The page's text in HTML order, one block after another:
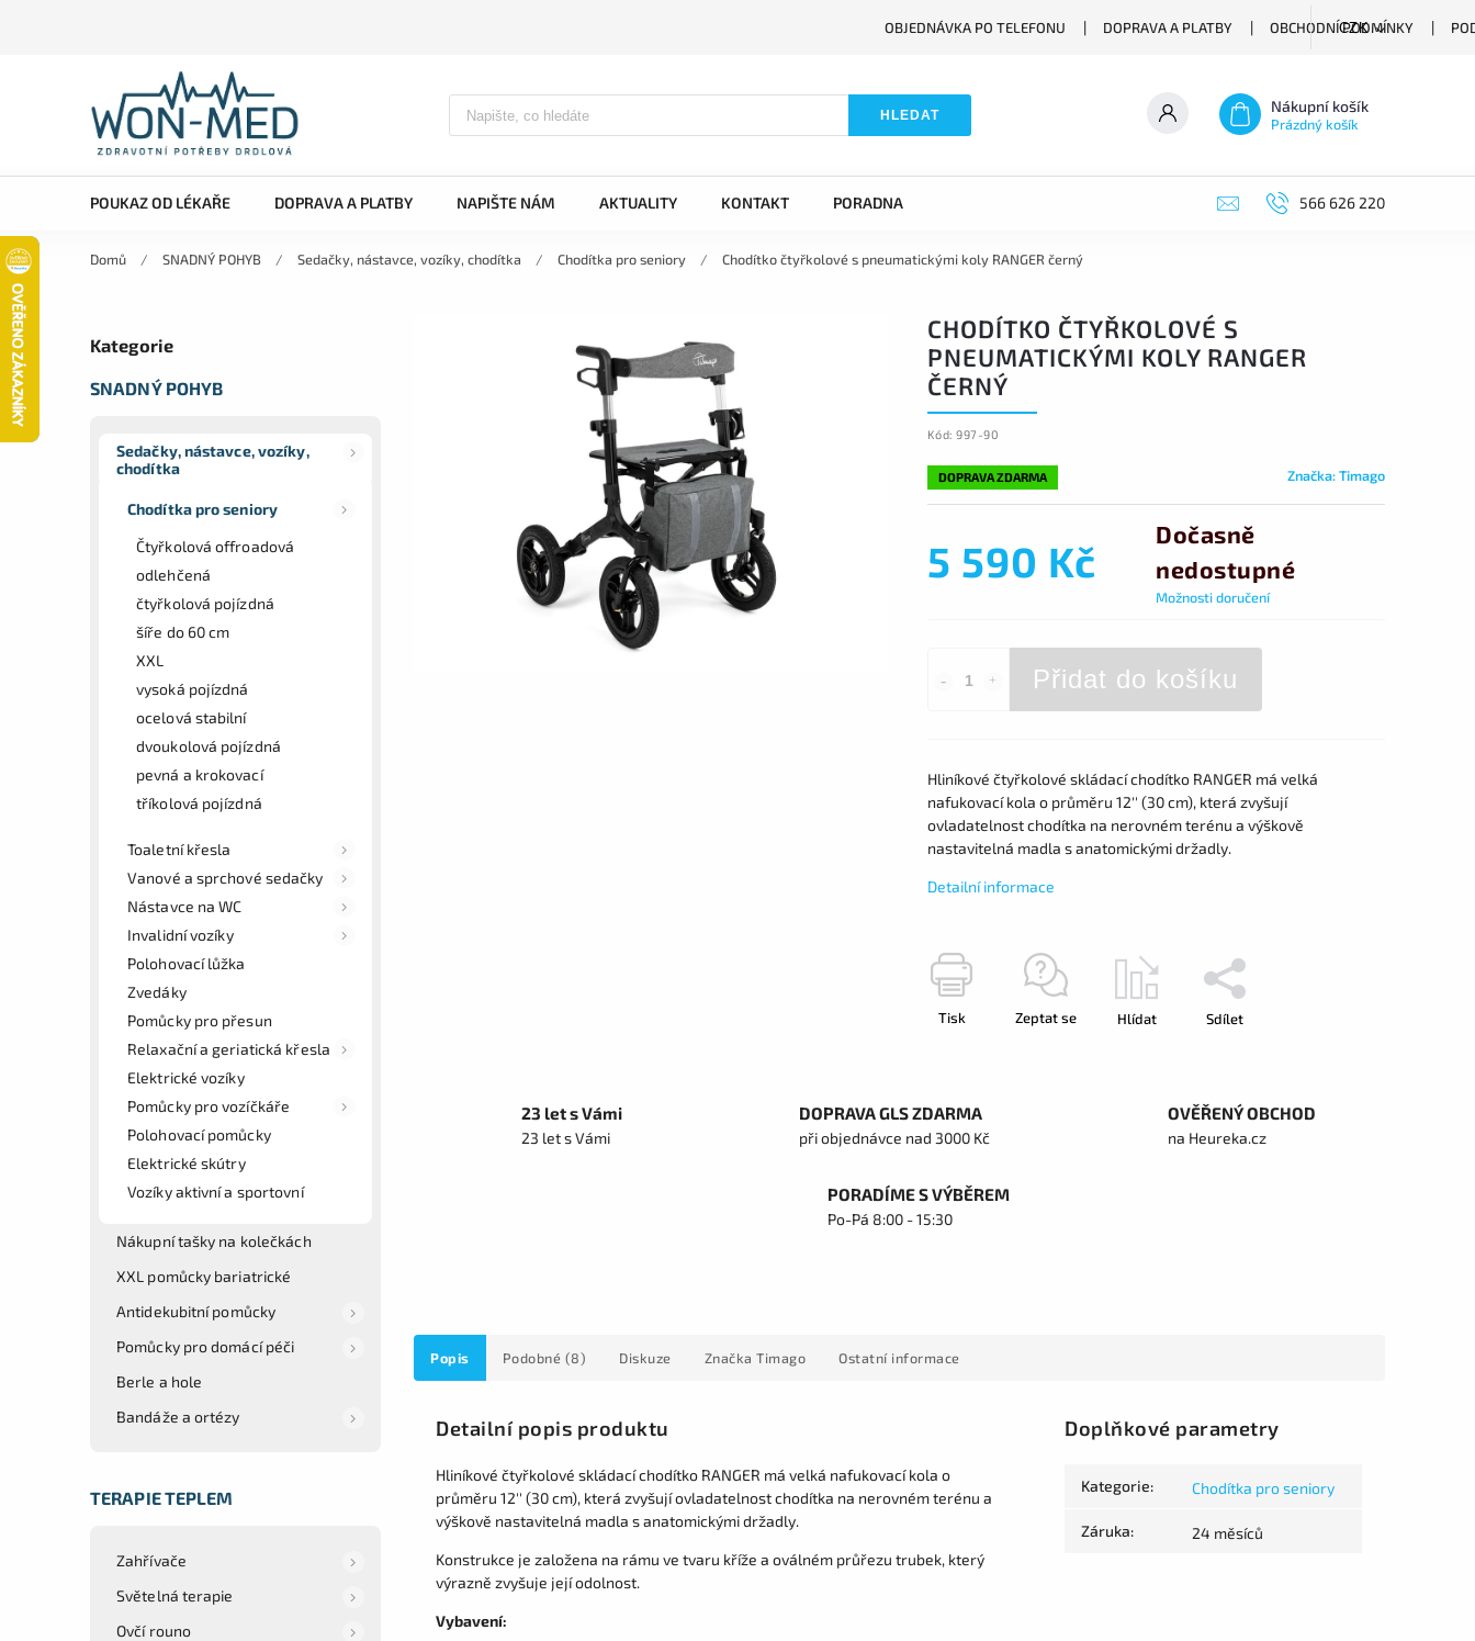
OBJEDNÁVKA PO TELEFONU DOPRAVA A PLATBY OBCHODNÍ PODMÍNKY
CZK
HLEDAT Nákupní košík
Prázdný košík
POUKAZ OD LÉKAŘE DOPRAVA A PLATBY NAPIŠTE NÁM AKTUALITY KONTAKT PORADNA 566 626 220
Domů / SNADNÝ POHYB / Sedačky, nástavce, vozíky, chodítka / Chodítka pro seniory / Chodítko čtyřkolové s pneumatickými koly RANGER černý
Kategorie
SNADNÝ POHYB
Sedačky, nástavce, vozíky,
chodítka
Chodítka pro seniory
Čtyřkolová offroadová
odlehčená
čtyřkolová pojízdná
šíře do 60 cm
XXL
vysoká pojízdná
ocelová stabilní
dvoukolová pojízdná
pevná a krokovací
tříkolová pojízdná
Toaletní křesla
Vanové a sprchové sedačky
Nástavce na WC
Invalidní vozíky
Polohovací lůžka
Zvedáky
Pomůcky pro přesun
Relaxační a geriatická křesla
Elektrické vozíky
Pomůcky pro vozíčkáře
Polohovací pomůcky
Elektrické skútry
Vozíky aktivní a sportovní
Nákupní tašky na kolečkách
XXL pomůcky bariatrické
Antidekubitní pomůcky
Pomůcky pro domácí péči
Berle a hole
Bandáže a ortézy
TERAPIE TEPLEM
Zahřívače
Světelná terapie
Ovčí rouno
CHODÍTKO ČTYŘKOLOVÉ S
PNEUMATICKÝMI KOLY RANGER
ČERNÝ
Kód: 997-90
DOPRAVA ZDARMA Značka:Timago
5 590 Kč
Dočasně
nedostupné
Možnosti doručení
Přidat do košíku
Hliníkové čtyřkolové skládací chodítko RANGER má velká
nafukovací kola o průměru 12'' (30 cm), která zvyšují
ovladatelnost chodítka na nerovném terénu a výškově
nastavitelná madla s anatomickými držadly.
Detailní informace
Tisk Zeptat se Hlídat Sdílet
23 let s Vámi
23 let s Vámi
DOPRAVA GLS ZDARMA
při objednávce nad 3000 Kč
OVĚŘENÝ OBCHOD
na Heureka.cz
PORADÍME S VÝBĚREM
Po-Pá 8:00 - 15:30
Popis Podobné (8) Diskuze Značka Timago Ostatní informace
Detailní popis produktu
Hliníkové čtyřkolové skládací chodítko RANGER má velká nafukovací kola o
průměru 12'' (30 cm), která zvyšují ovladatelnost chodítka na nerovném terénu a
výškově nastavitelná madla s anatomickými držadly.
Konstrukce je založena na rámu ve tvaru kříže a oválném průřezu trubek, který
výrazně zvyšuje její odolnost.
Vybavení:
Doplňkové parametry
Kategorie: Chodítka pro seniory
Záruka: 24 měsíců